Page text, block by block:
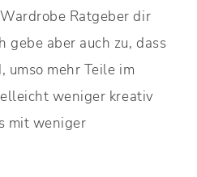
Ratgeber dir
gebe aber auch zu, dass
umso mehr Teile im
weniger kreativ
mit weniger